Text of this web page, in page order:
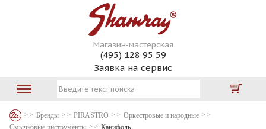
Магазин-мастерская
(495) 128 95 59
Заявка на сервис
Бренды PIRASTRO
Оркестровые и народные
Смычковые инструменты
Канифоль